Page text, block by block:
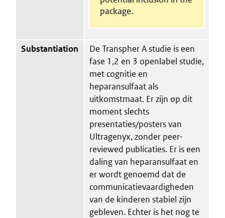
package.
Substantiation
De Transpher A studie is een
fase 1,2 en 3 openlabel studie,
met cognitie en
heparansulfaat als
uitkomstmaat. Er zijn op dit
moment slechts
presentaties/posters van
Ultragenyx, zonder peer-
reviewed publicaties. Er is een
daling van heparansulfaat en
er wordt genoemd dat de
communicatievaardigheden
van de kinderen stabiel zijn
gebleven. Echter is het nog te